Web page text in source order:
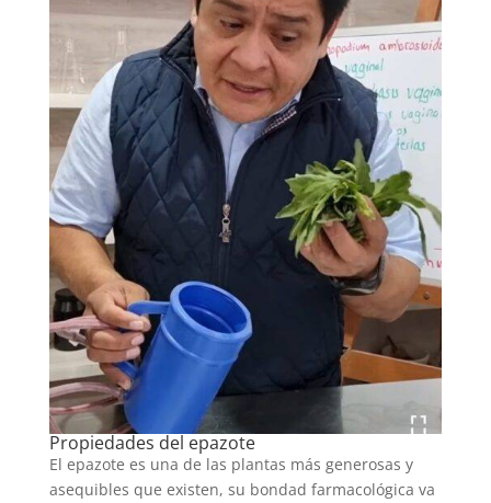
Propiedades del epazote
El epazote es una de las plantas más generosas y
asequibles que existen, su bondad farmacológica va